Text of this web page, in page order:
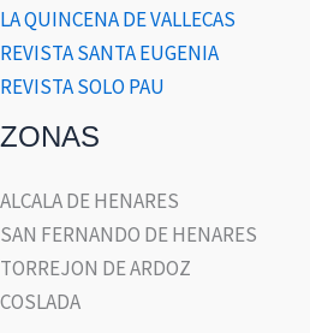
LA QUINCENA DE VALLECAS
REVISTA SANTA EUGENIA
REVISTA SOLO PAU
ZONAS
ALCALA DE HENARES
SAN FERNANDO DE HENARES
TORREJON DE ARDOZ
COSLADA